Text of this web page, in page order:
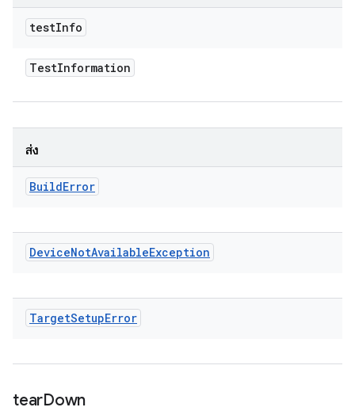
testInfo
TestInformation
ส่ง
BuildError
DeviceNotAvailableException
TargetSetupError
tearDown